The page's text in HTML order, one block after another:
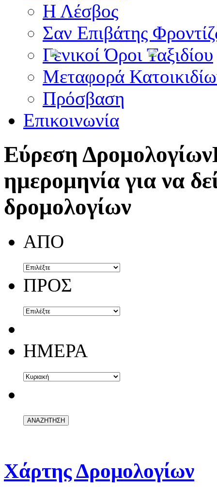
Η Λέσβος
Σαν Επιβάτης
Γενικοί Όροι Ταξιδίου
Μεταφορά
Πρόσβαση
Επικοινωνία
Εύρεση Δρομολογίων
ημερομηνία για να
δρομολογίων
ΑΠΟ
ΠΡΟΣ
ΗΜΕΡΑ
Χάρτης Δρομολογίων